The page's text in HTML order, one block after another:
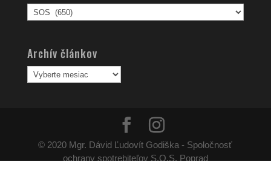
Kategórie
článkov
Archív článkov
Archív
článkov
© 2020 Mgr. Dávid Ľudovít Godiška - Spoločnosť
ochrany spotrebiteľov S.O.S. Poprad